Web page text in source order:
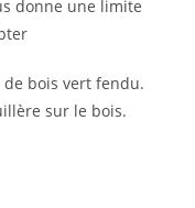
donne une limite
bois vert fendu.
sur le bois.